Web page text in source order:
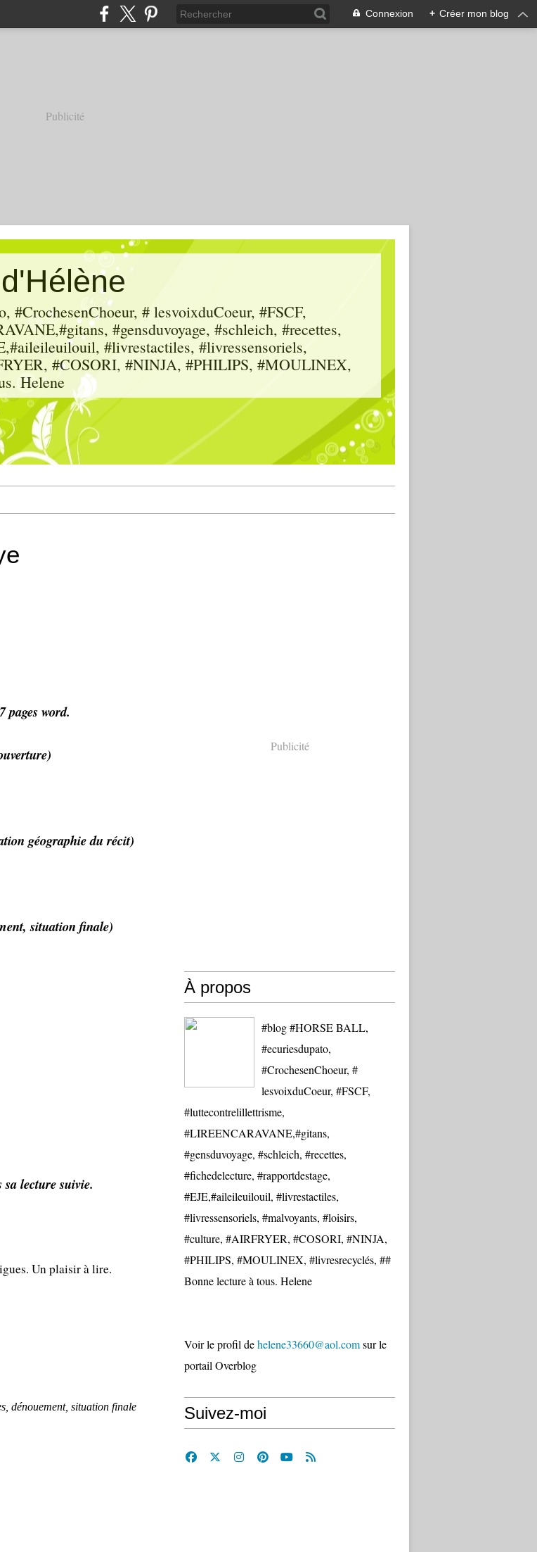
Connexion + Créer mon blog
Publicité
#CrochesenChoeur, # lesvoixduCoeur, #FSCF,
#gensduvoyage, #schleich, #recettes,
#livrestactiles, #livressensoriels,
#COSORI, #NINJA, #PHILIPS, #MOULINEX,
Helene
pages word.
géographie du récit)
situation finale)
lecture suivie.
Un plaisir à lire.
dénouement, situation finale
Publicité
À propos
#blog #HORSE BALL,
#ecuriesdupato,
#CrochesenChoeur, #
lesvoixduCoeur, #FSCF,
#luttecontrelillettrisme,
#LIREENCARAVANE,#gitans,
#gensduvoyage, #schleich, #recettes,
#fichedelecture, #rapportdestage,
#EJE,#aileileuilouil, #livrestactiles,
#livressensoriels, #malvoyants, #loisirs,
#culture, #AIRFRYER, #COSORI, #NINJA,
#PHILIPS, #MOULINEX, #livresrecyclés, ##
Bonne lecture à tous. Helene
Voir le profil dehelene33660@aol.comsur le
portail Overblog
Suivez-moi